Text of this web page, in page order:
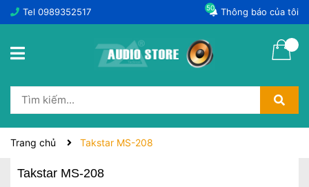
Tel 0989352517 Thông báo của tôi
50
Trang chủ Takstar MS-208
Takstar MS-208